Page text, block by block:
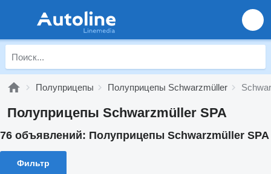
Полуприцепы Полуприцепы Schwarzmüller
Полуприцепы Schwarzmüller SPA
76 объявлений: Полуприцепы Schwarzmüller SPA
Фильтр